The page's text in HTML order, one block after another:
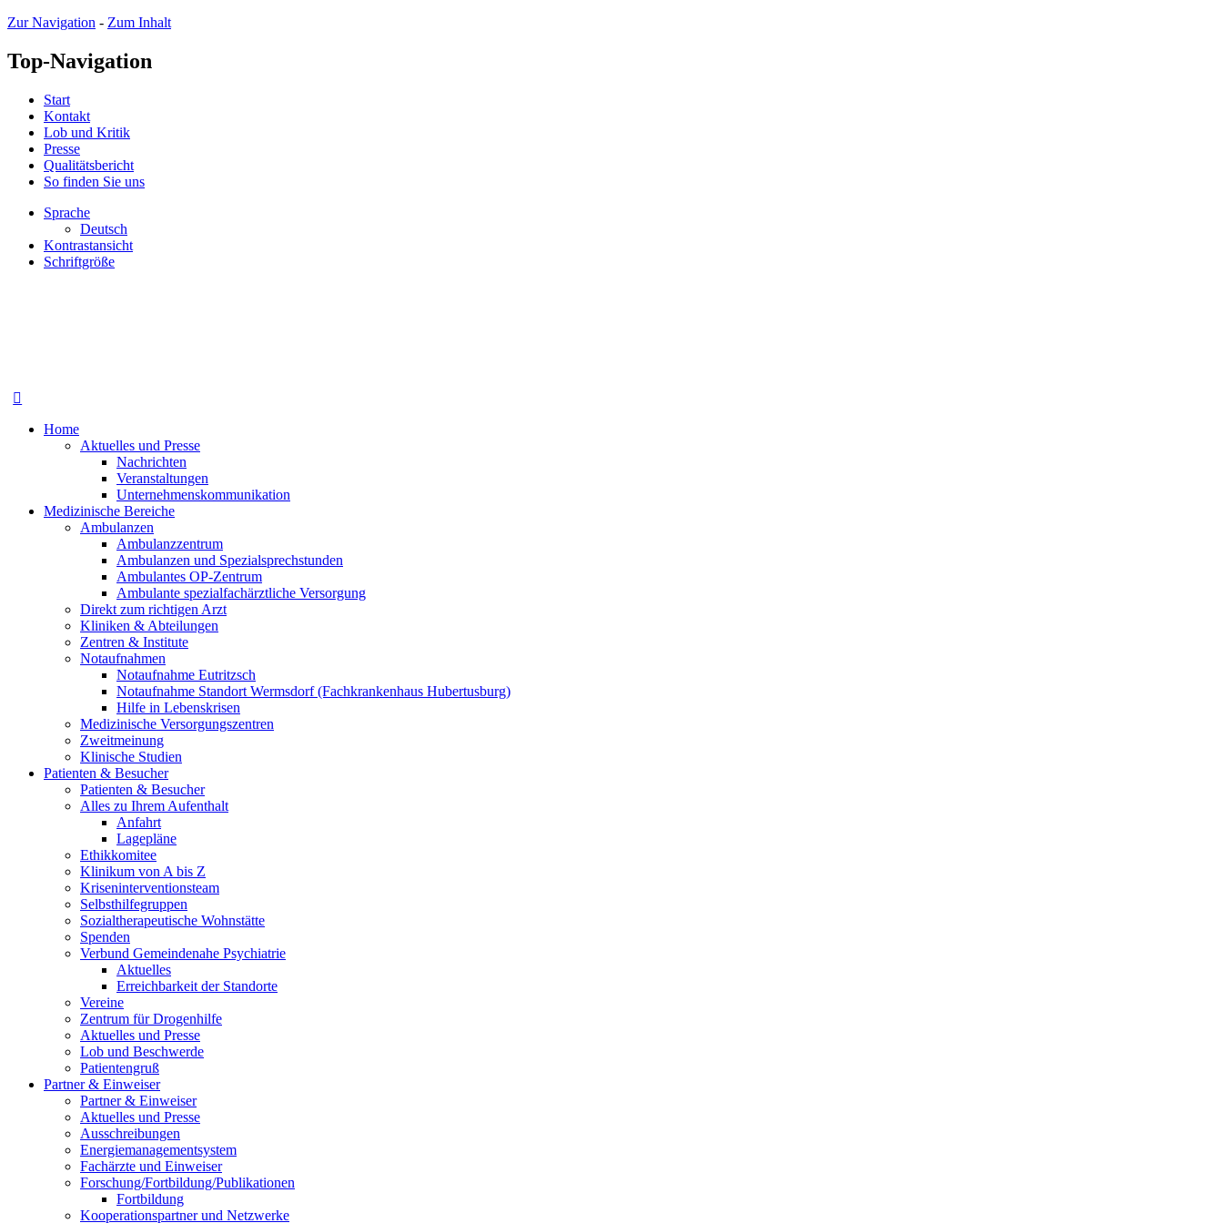
Zur Navigation - Zum Inhalt
Top-Navigation
Start
Kontakt
Lob und Kritik
Presse
Qualitätsbericht
So finden Sie uns
Sprache
Deutsch
Kontrastansicht
Schriftgröße
Home
Aktuelles und Presse
Nachrichten
Veranstaltungen
Unternehmenskommunikation
Medizinische Bereiche
Ambulanzen
Ambulanzzentrum
Ambulanzen und Spezialsprechstunden
Ambulantes OP-Zentrum
Ambulante spezialfachärztliche Versorgung
Direkt zum richtigen Arzt
Kliniken & Abteilungen
Zentren & Institute
Notaufnahmen
Notaufnahme Eutritzsch
Notaufnahme Standort Wermsdorf (Fachkrankenhaus Hubertusburg)
Hilfe in Lebenskrisen
Medizinische Versorgungszentren
Zweitmeinung
Klinische Studien
Patienten & Besucher
Patienten & Besucher
Alles zu Ihrem Aufenthalt
Anfahrt
Lagepläne
Ethikkomitee
Klinikum von A bis Z
Kriseninterventionsteam
Selbsthilfegruppen
Sozialtherapeutische Wohnstätte
Spenden
Verbund Gemeindenahe Psychiatrie
Aktuelles
Erreichbarkeit der Standorte
Vereine
Zentrum für Drogenhilfe
Aktuelles und Presse
Lob und Beschwerde
Patientengruß
Partner & Einweiser
Partner & Einweiser
Aktuelles und Presse
Ausschreibungen
Energiemanagementsystem
Fachärzte und Einweiser
Forschung/Fortbildung/Publikationen
Fortbildung
Kooperationspartner und Netzwerke